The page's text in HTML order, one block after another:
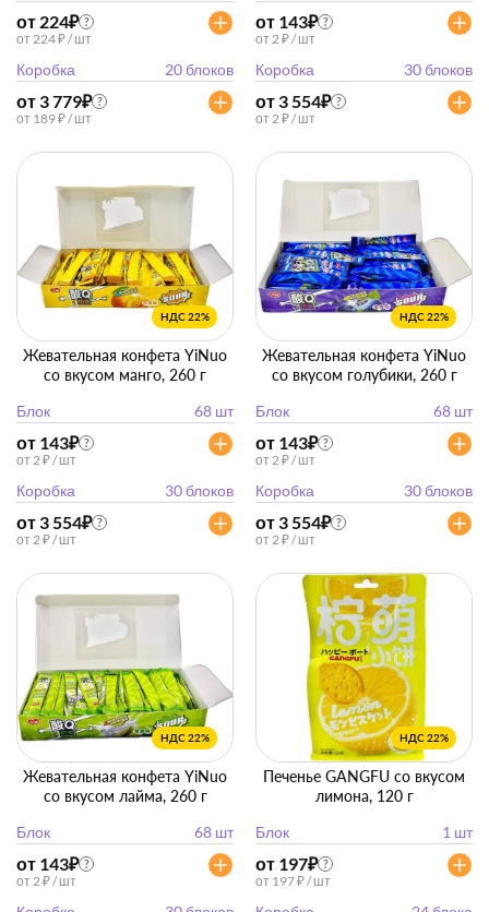
от 224₽ ?
от 224 ₽ / шт
Коробка 20 блоков
от 3 779₽ ?
от 189 ₽ / шт
от 143₽ ?
от 2 ₽ / шт
Коробка 30 блоков
от 3 554₽ ?
от 2 ₽ / шт
НДС 22%
Жевательная конфета YiNuo
со вкусом манго, 260 г
Блок
68 шт
от 143₽ ?
от 2 ₽ / шт
Коробка 30 блоков
от 3 554₽ ?
от 2 ₽ / шт
НДС 22%
Жевательная конфета YiNuo
со вкусом голубики, 260 г
Блок
68 шт
от 143₽ ?
от 2 ₽ / шт
Коробка 30 блоков
от 3 554₽ ?
от 2 ₽ / шт
НДС 22%
Жевательная конфета YiNuo
со вкусом лайма, 260 г
Блок
68 шт
от 143₽ ?
от 2 ₽ / шт
НДС 22%
Печенье GANGFU со вкусом
лимона, 120 г
Блок
1 шт
от 197₽ ?
от 197 ₽ / шт